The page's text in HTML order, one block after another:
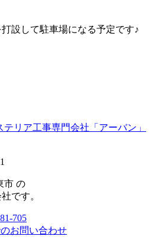
設して駐車場になる予定です♪
市 の
です。
お問い合わせ